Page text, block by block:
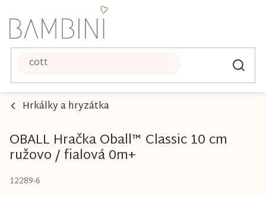
na
obsah
Hrkálky a hryzátka
OBALL Hračka Oball™ Classic 10 cm
ružovo / fialová 0m+
12289-6